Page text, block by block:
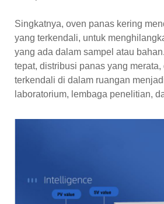
Singkatnya, oven panas kering
yang terkendali, untuk
yang ada dalam sampel atau
tepat, distribusi panas yang merata,
terkendali di dalam ruangan
laboratorium, lembaga penelitian,